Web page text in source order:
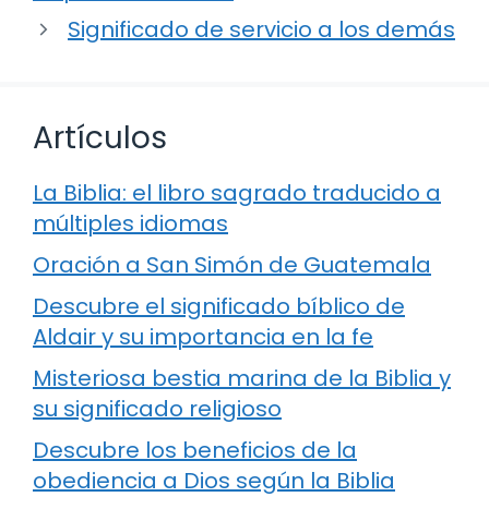
Significado de servicio a los demás
Artículos
La Biblia: el libro sagrado traducido a
múltiples idiomas
Oración a San Simón de Guatemala
Descubre el significado bíblico de
Aldair y su importancia en la fe
Misteriosa bestia marina de la Biblia y
su significado religioso
Descubre los beneficios de la
obediencia a Dios según la Biblia